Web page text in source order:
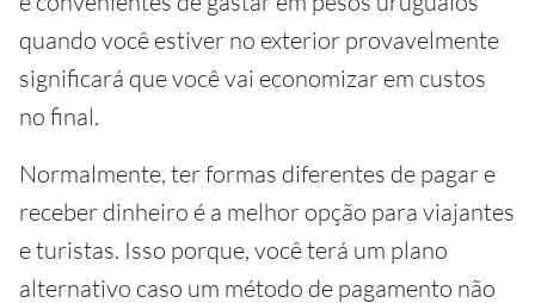
quando você estiver no exterior provavelmente
significará que você vai economizar em custos
no final.
Normalmente, ter formas diferentes de pagar e
receber dinheiro é a melhor opção para viajantes
e turistas. Isso porque, você terá um plano
alternativo caso um método de pagamento não